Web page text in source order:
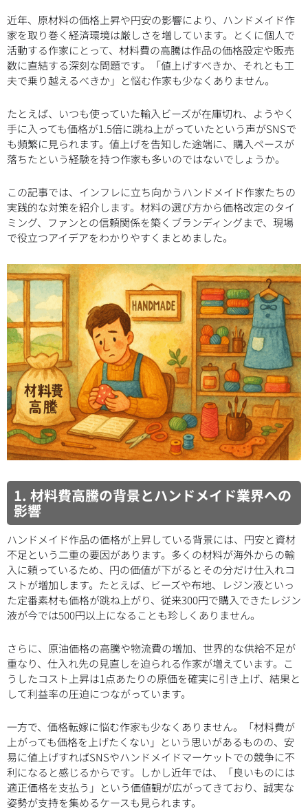
近年、原材料の価格上昇や円安の影響により、ハンドメイド作
家を取り巻く経済環境は厳しさを増しています。とくに個人で
活動する作家にとって、材料費の高騰は作品の価格設定や販売
数に直結する深刻な問題です。「値上げすべきか、それとも工
夫で乗り越えるべきか」と悩む作家も少なくありません。
たとえば、いつも使っていた輸入ビーズが在庫切れ、ようやく
手に入っても価格が1.5倍に跳ね上がっていたという声がSNSで
も頻繁に見られます。値上げを告知した途端に、購入ペースが
落ちたという経験を持つ作家も多いのではないでしょうか。
この記事では、インフレに立ち向かうハンドメイド作家たちの
実践的な対策を紹介します。材料の選び方から価格改定のタイ
ミング、ファンとの信頼関係を築くブランディングまで、現場
で役立つアイデアをわかりやすくまとめました。
1. 材料費高騰の背景とハンドメイド業界への
影響
ハンドメイド作品の価格が上昇している背景には、円安と資材
不足という二重の要因があります。多くの材料が海外からの輸
入に頼っているため、円の価値が下がるとその分だけ仕入れコ
ストが増加します。たとえば、ビーズや布地、レジン液といっ
た定番素材も価格が跳ね上がり、従来300円で購入できたレジン
液が今では500円以上になることも珍しくありません。
さらに、原油価格の高騰や物流費の増加、世界的な供給不足が
重なり、仕入れ先の見直しを迫られる作家が増えています。こ
うしたコスト上昇は1点あたりの原価を確実に引き上げ、結果と
して利益率の圧迫につながっています。
一方で、価格転嫁に悩む作家も少なくありません。「材料費が
上がっても価格を上げたくない」という思いがあるものの、安
易に値上げすればSNSやハンドメイドマーケットでの競争に不
利になると感じるからです。しかし近年では、「良いものには
適正価格を支払う」という価値観が広がってきており、誠実な
姿勢が支持を集めるケースも見られます。